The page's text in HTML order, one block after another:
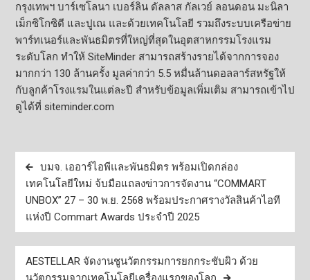
กรุงเทพฯ บาร์เซโลนา เบอร์ลิน ดัลลาส กัลเวย์ ลอนดอน มะนิลา
เม็กซิโกซิตี และปูเณ และด้วยเทคโนโลยี รวมถึงระบบเครือข่าย
พาร์ทเนอร์และพันธมิตรที่ใหญ่ที่สุดในอุตสาหกรรมโรงแรม
ระดับโลก ทำให้ SiteMinder สามารถสร้างรายได้จากการจอง
มากกว่า 130 ล้านครั้ง มูลค่ากว่า 5.5 หมื่นล้านดอลลาร์สหรัฐให้
กับลูกค้าโรงแรมในแต่ละปี สำหรับข้อมูลเพิ่มเติม สามารถเข้าไป
ดูได้ที่ siteminder.com
แนะแนว
เรื่อง
บมจ. เออาร์ไอพีและพันธมิตร พร้อมเปิดกล่อง
เทคโนโลยีใหม่ จ้บมือแถลงข่าวการจัดงาน “COMMART
UNBOX” 27 – 30 พ.ย. 2568 พร้อมประกาศรางวัลสินค้าไอที
แห่งปี Commart Awards ประจำปี 2025
AESTELLAR จัดงานชูนวัตกรรมการยกกระชับผิว ด้วย